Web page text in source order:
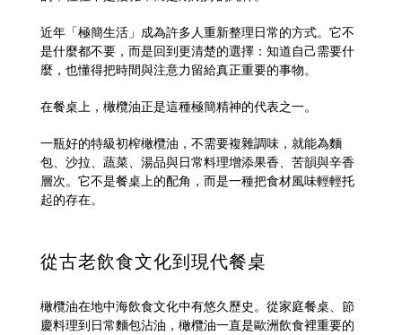
近年「極簡生活」成為許多人重新整理日常的方式。它不
是什麼都不要，而是回到更清楚的選擇：知道自己需要什
麼，也懂得把時間與注意力留給真正重要的事物。
在餐桌上，橄欖油正是這種極簡精神的代表之一。
一瓶好的特級初榨橄欖油，不需要複雜調味，就能為麵
包、沙拉、蔬菜、湯品與日常料理增添果香、苦韻與辛香
層次。它不是餐桌上的配角，而是一種把食材風味輕輕托
起的存在。
從古老飲食文化到現代餐桌
橄欖油在地中海飲食文化中有悠久歷史。從家庭餐桌、節
慶料理到日常麵包沾油，橄欖油一直是歐洲飲食裡重要的